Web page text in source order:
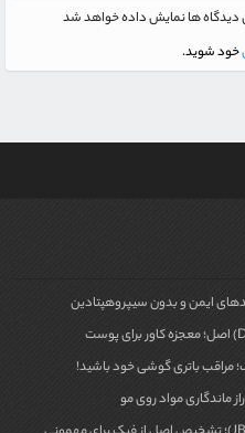
دیدگاه ها نمایش داده خواهد شد
خود شوید.
ایمن و بدون سیپروهپتادین
ماندگاری مواد روی مو